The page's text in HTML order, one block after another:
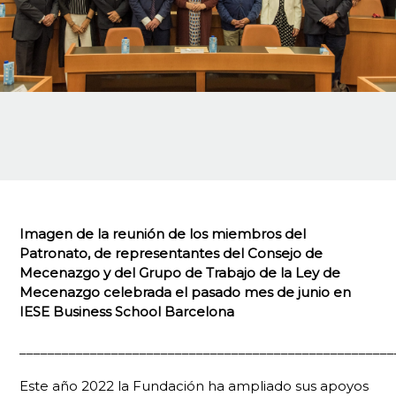
Imagen de la reunión de los miembros del
Patronato, de representantes del Consejo de
Mecenazgo y del Grupo de Trabajo de la Ley de
Mecenazgo celebrada el pasado mes de junio en
IESE Business School Barcelona
Este año 2022 la Fundación ha ampliado sus apoyos